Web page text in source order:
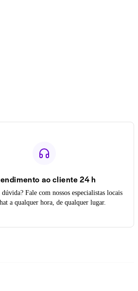
ao cliente 24 h
Fale com nossos especialistas locais
a qualquer hora, de qualquer lugar.